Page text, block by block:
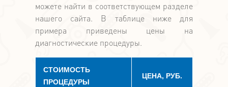
можете найти в соответствующем разделе
нашего сайта. В таблице ниже для
примера приведены цены на
диагностические процедуры.
СТОИМОСТЬ
ПРОЦЕДУРЫ
ЦЕНА, РУБ.